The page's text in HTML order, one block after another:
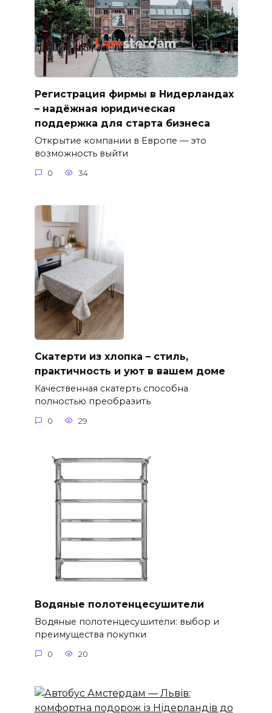
Регистрация фирмы в Нидерландах
– надёжная юридическая
поддержка для старта бизнеса
Открытие компании в Европе — это
возможность выйти
0 34
Скатерти из хлопка – стиль,
практичность и уют в вашем доме
Качественная скатерть способна
полностью преобразить
0 29
Водяные полотенцесушители
Водяные полотенцесушители: выбор и
преимущества покупки
0 20